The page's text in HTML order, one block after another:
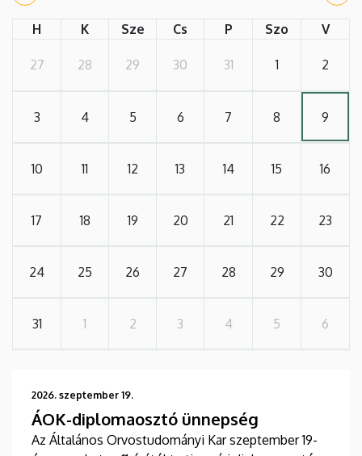
H K Sze Cs P Szo V
27 28 29 30 31 1 2
3 4 5 6 7 8 9
10 11 12 13 14 15 16
17 18 19 20 21 22 23
24 25 26 27 28 29 30
31 1 2 3 4 5 6
2026. szeptember 19.
ÁOK-diplomaosztó ünnepség
Az Általános Orvostudományi Kar szeptember 19-